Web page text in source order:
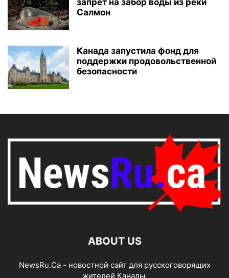
запрет на забор воды из реки
Салмон
Канада запустила фонд для
поддержки продовольственной
безопасности
ABOUT US
NewsRu.Ca - новостной сайт для русскоговорящих
жителей Канады.